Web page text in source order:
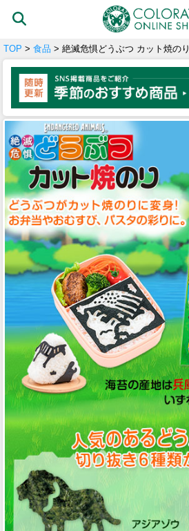
TOP > 食品 > 絶滅危惧どうぶつ カット焼のり